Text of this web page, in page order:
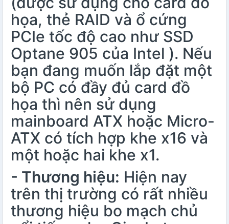
họa, thẻ RAID và ổ cứng
PCIe tốc độ cao như SSD
Optane 905 của Intel ). Nếu
bạn đang muốn lắp đặt một
bộ PC có đầy đủ card đồ
họa thì nên sử dụng
mainboard ATX hoặc Micro-
ATX có tích hợp khe x16 và
một hoặc hai khe x1.
- Thương hiệu: Hiện nay
trên thị trường có rất nhiều
thương hiệu bo mạch chủ